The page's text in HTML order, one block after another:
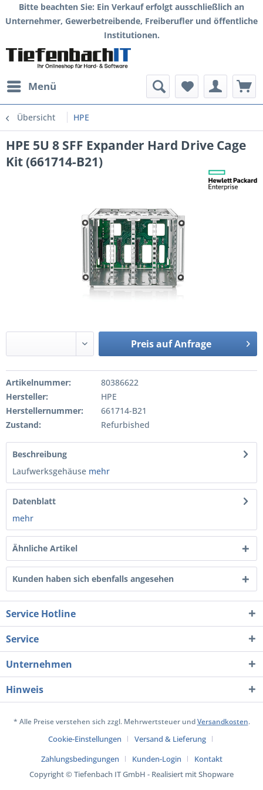
Bitte beachten Sie: Ein Verkauf erfolgt ausschließlich an
Unternehmer, Gewerbetreibende, Freiberufler und öffentliche
Institutionen.
Menü
Übersicht HPE
HPE 5U 8 SFF Expander Hard Drive Cage
Kit (661714-B21)
Preis auf Anfrage
Artikelnummer:
80386622
Hersteller:
HPE
Herstellernummer:
661714-B21
Zustand:
Refurbished
Beschreibung
Laufwerksgehäuse mehr
Datenblatt
mehr
Ähnliche Artikel
Kunden haben sich ebenfalls angesehen
Service Hotline
Service
Unternehmen
Hinweis
* Alle Preise verstehen sich zzgl. Mehrwertsteuer undVersandkosten.
Cookie-Einstellungen
Versand & Lieferung
Zahlungsbedingungen
Kunden-Login
Kontakt
Copyright © Tiefenbach IT GmbH - Realisiert mit Shopware